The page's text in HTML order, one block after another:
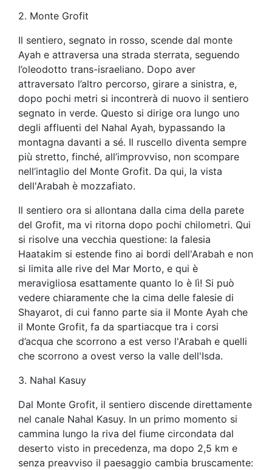
2. Monte Grofit
Il sentiero, segnato in rosso, scende dal monte
Ayah e attraversa una strada sterrata, seguendo
l’oleodotto trans-israeliano. Dopo aver
attraversato l’altro percorso, girare a sinistra, e,
dopo pochi metri si incontrerà di nuovo il sentiero
segnato in verde. Questo si dirige ora lungo uno
degli affluenti del Nahal Ayah, bypassando la
montagna davanti a sé. Il ruscello diventa sempre
più stretto, finché, all’improvviso, non scompare
nell’intaglio del Monte Grofit. Da qui, la vista
dell'Arabah è mozzafiato.
Il sentiero ora si allontana dalla cima della parete
del Grofit, ma vi ritorna dopo pochi chilometri. Qui
si risolve una vecchia questione: la falesia
Haatakim si estende fino ai bordi dell'Arabah e non
si limita alle rive del Mar Morto, e qui è
meravigliosa esattamente quanto lo è lì! Si può
vedere chiaramente che la cima delle falesie di
Shayarot, di cui fanno parte sia il Monte Ayah che
il Monte Grofit, fa da spartiacque tra i corsi
d’acqua che scorrono a est verso l'Arabah e quelli
che scorrono a ovest verso la valle dell'Isda.
3. Nahal Kasuy
Dal Monte Grofit, il sentiero discende direttamente
nel canale Nahal Kasuy. In un primo momento si
cammina lungo la riva del fiume circondata dal
deserto visto in precedenza, ma dopo 2,5 km e
senza preavviso il paesaggio cambia bruscamente: